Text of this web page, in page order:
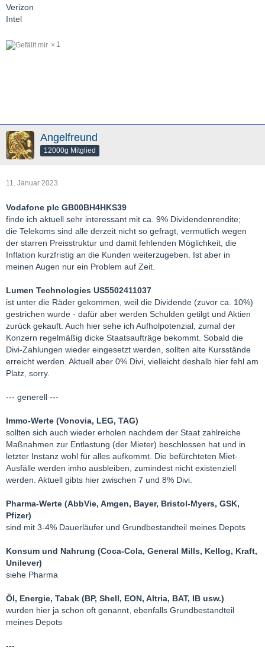
Verizon
Intel
1
Angelfreund
12000g Mitglied
11. Januar 2023
Vodafone plc GB00BH4HKS39
finde ich aktuell sehr interessant mit ca. 9% Dividendenrendite;
die Telekoms sind alle derzeit nicht so gefragt, vermutlich wegen
der starren Preisstruktur und damit fehlenden Möglichkeit, die
Inflation kurzfristig an die Kunden weiterzugeben. Ist aber in
meinen Augen nur ein Problem auf Zeit.
Lumen Technologies US5502411037
ist unter die Räder gekommen, weil die Dividende (zuvor ca. 10%)
gestrichen wurde - dafür aber werden Schulden getilgt und Aktien
zurück gekauft. Auch hier sehe ich Aufholpotenzial, zumal der
Konzern regelmäßig dicke Staatsaufträge bekommt. Sobald die
Divi-Zahlungen wieder eingesetzt werden, sollten alte Kursstände
erreicht werden. Aktuell aber 0% Divi, vielleicht deshalb hier fehl am
Platz, sorry.
--- generell ---
Immo-Werte (Vonovia, LEG, TAG)
sollten sich auch wieder erholen nachdem der Staat zahlreiche
Maßnahmen zur Entlastung (der Mieter) beschlossen hat und in
letzter Instanz wohl für alles aufkommt. Die befürchteten Miet-
Ausfälle werden imho ausbleiben, zumindest nicht existenziell
werden. Aktuell gibts hier zwischen 7 und 8% Divi.
Pharma-Werte (AbbVie, Amgen, Bayer, Bristol-Myers, GSK,
Pfizer)
sind mit 3-4% Dauerläufer und Grundbestandteil meines Depots
Konsum und Nahrung (Coca-Cola, General Mills, Kellog, Kraft,
Unilever)
siehe Pharma
Öl, Energie, Tabak (BP, Shell, EON, Altria, BAT, IB usw.)
wurden hier ja schon oft genannt, ebenfalls Grundbestandteil
meines Depots
---